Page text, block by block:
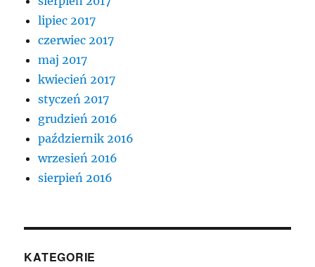
lipiec 2017
czerwiec 2017
maj 2017
kwiecień 2017
styczeń 2017
grudzień 2016
październik 2016
wrzesień 2016
sierpień 2016
KATEGORIE